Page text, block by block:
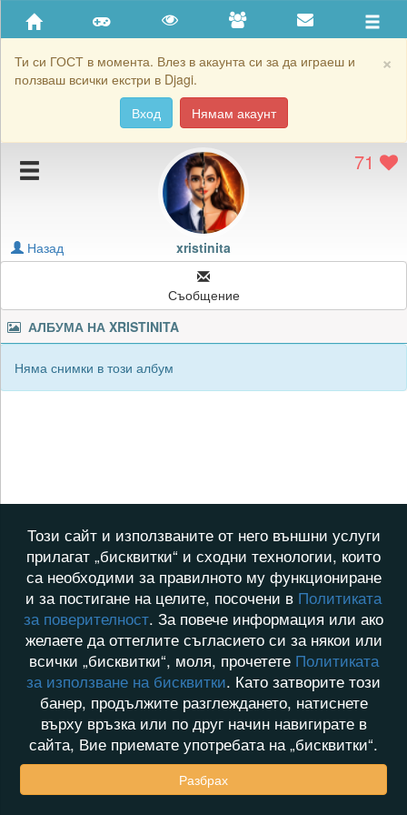
×
Ти си ГОСТ в момента. Влез в акаунта си за да играеш и
ползваш всички екстри в Djagi.
Вход
Нямам акаунт
Приятели
Хронология на игри
Подаръците на xristinita
Картичките на xristinita
Блокирай xristinita
71
xristinita
Назад
Съобщение
АЛБУМА НА XRISTINITA
Няма снимки в този албум
Този сайт и използваните от него външни услуги
прилагат „бисквитки“ и сходни технологии, които
са необходими за правилното му функциониране
и за постигане на целите, посочени в Политиката
за поверителност. За повече информация или ако
желаете да оттеглите съгласието си за някои или
всички „бисквитки“, моля, прочетете Политиката
за използване на бисквитки. Като затворите този
банер, продължите разглеждането, натиснете
върху връзка или по друг начин навигирате в
сайта, Вие приемате употребата на „бисквитки“.
Разбрах